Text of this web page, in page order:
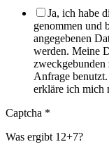
Ja, ich habe
genommen und
angegebenen
werden. Meine
Anfrage
erkläre ich mich
Captcha *
Was ergibt 12+7?